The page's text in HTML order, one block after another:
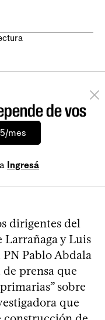
de vos
mes
Ingresá
dirigentes del
Larrañaga y Luis
Pablo Abdala
prensa que
sobre
que